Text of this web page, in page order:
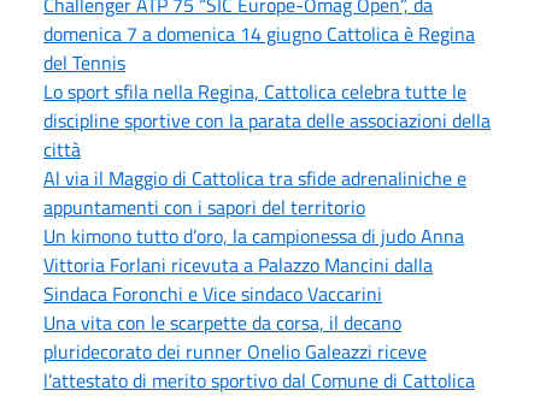
domenica 7 a domenica 14 giugno Cattolica è Regina
del Tennis
Lo sport sfila nella Regina, Cattolica celebra tutte le
discipline sportive con la parata delle associazioni della
città
Al via il Maggio di Cattolica tra sfide adrenaliniche e
appuntamenti con i sapori del territorio
Un kimono tutto d’oro, la campionessa di judo Anna
Vittoria Forlani ricevuta a Palazzo Mancini dalla
Sindaca Foronchi e Vice sindaco Vaccarini
Una vita con le scarpette da corsa, il decano
pluridecorato dei runner Onelio Galeazzi riceve
l’attestato di merito sportivo dal Comune di Cattolica